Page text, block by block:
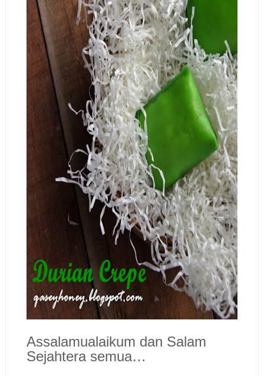
Assalamualaikum dan Salam
Sejahtera semua…